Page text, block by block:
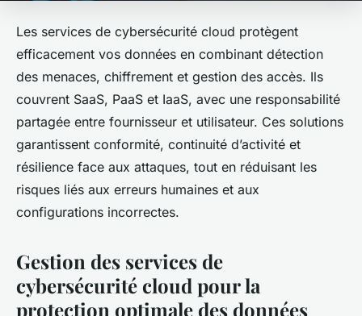
Les services de cybersécurité cloud protègent
efficacement vos données en combinant détection
des menaces, chiffrement et gestion des accès. Ils
couvrent SaaS, PaaS et IaaS, avec une responsabilité
partagée entre fournisseur et utilisateur. Ces solutions
garantissent conformité, continuité d’activité et
résilience face aux attaques, tout en réduisant les
risques liés aux erreurs humaines et aux
configurations incorrectes.
Gestion des services de
cybersécurité cloud pour la
protection optimale des données